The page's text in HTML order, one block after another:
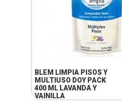
+ INFO
BLEM LIMPIA PISOS Y
MULTIUSO DOY PACK
400 ML LAVANDA Y
VAINILLA